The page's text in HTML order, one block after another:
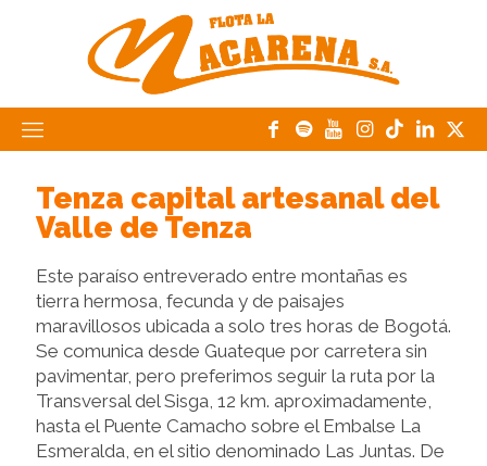
Tenza capital artesanal del
Valle de Tenza
Este paraíso entreverado entre montañas es
tierra hermosa, fecunda y de paisajes
maravillosos ubicada a solo tres horas de Bogotá.
Se comunica desde Guateque por carretera sin
pavimentar, pero preferimos seguir la ruta por la
Transversal del Sisga, 12 km. aproximadamente,
hasta el Puente Camacho sobre el Embalse La
Esmeralda, en el sitio denominado Las Juntas. De